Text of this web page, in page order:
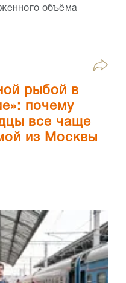
объёма
рыбой в
почему
все чаще
из Москвы